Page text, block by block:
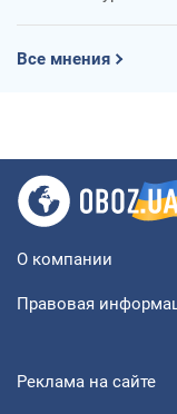
Все мнения
О компании
Правовая
Реклама на сайте